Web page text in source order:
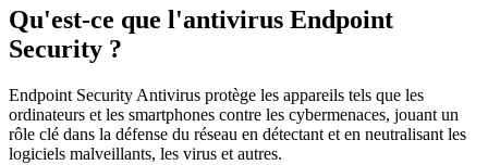
Qu'est-ce que l'antivirus Endpoint
Security ?
Endpoint Security Antivirus protège les appareils tels que les
ordinateurs et les smartphones contre les cybermenaces, jouant un
rôle clé dans la défense du réseau en détectant et en neutralisant les
logiciels malveillants, les virus et autres.